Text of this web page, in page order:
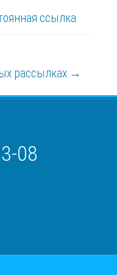
ссылка
рассылках →
08